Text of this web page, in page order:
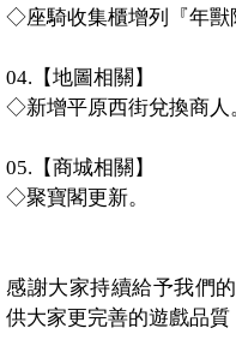
◇座騎收集櫃增列『年獸
04.【地圖相關】
◇新增平原西街兌換商人
05.【商城相關】
◇聚寶閣更新。
感謝大家持續給予我們
供大家更完善的遊戲品質